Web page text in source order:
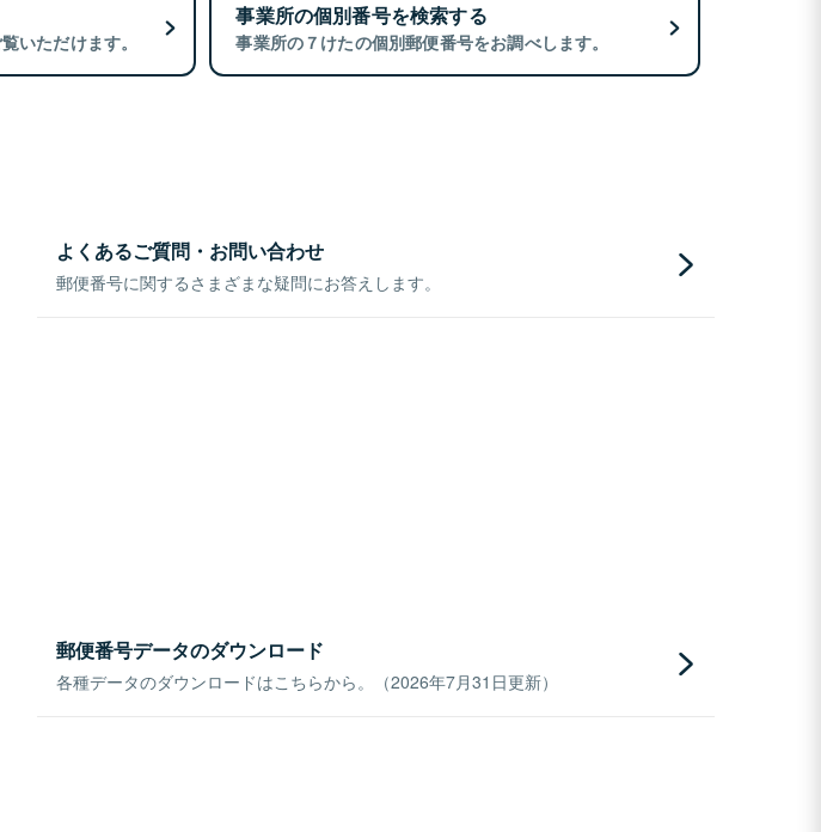
いただけます。
事業所の個別番号を検索する
事業所の７けたの個別郵便番号をお調べします。
よくあるご質問・お問い合わせ
郵便番号に関するさまざまな疑問にお答えします。
郵便番号データのダウンロード
各種データのダウンロードはこちらから。（2026年7月31日更新）